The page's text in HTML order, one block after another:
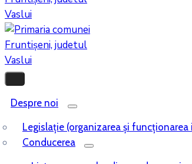
Despre noi
Legislaţie (organizarea şi
Conducerea